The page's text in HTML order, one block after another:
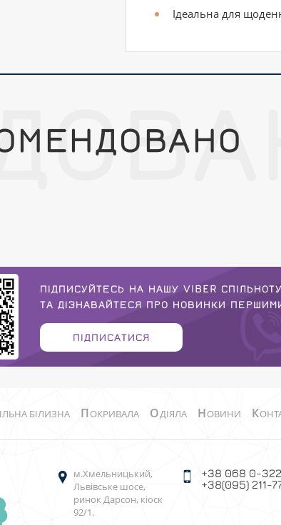
Ідеальна для
ПІДПИСУЙТЕСЬ НА НАШУ VIBER СПІЛЬНОТУ
ТА ДІЗНАВАЙТЕСЯ ПРО НОВИНКИ
ПІДПИСАТИСЯ
БІЛИЗНА ПОКРИВАЛА ОДІЯЛА НОВИНИ К
м.Хмельницький,
Львівське шосе,
ринок Дарсон, кіоск
92/1.
+38 068 0-
+38(095) 211-